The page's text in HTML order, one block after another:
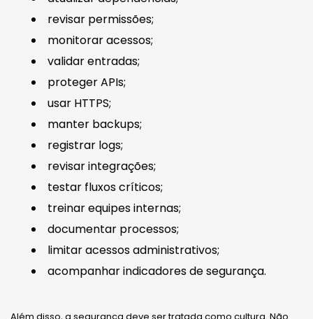
revisar permissões;
monitorar acessos;
validar entradas;
proteger APIs;
usar HTTPS;
manter backups;
registrar logs;
revisar integrações;
testar fluxos críticos;
treinar equipes internas;
documentar processos;
limitar acessos administrativos;
acompanhar indicadores de segurança.